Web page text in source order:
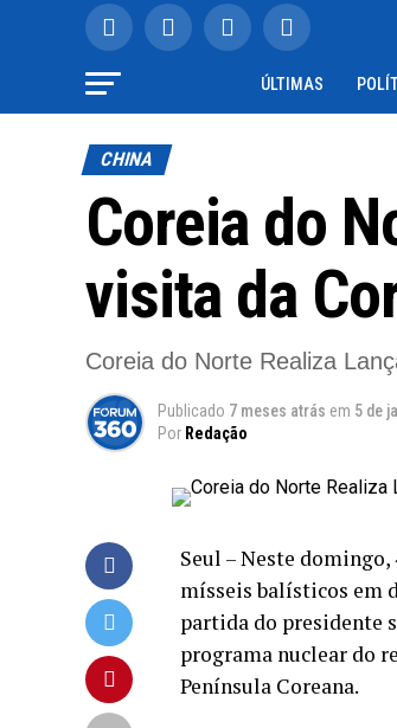
ÚLTIMAS
CHINA
Coreia do
visita da
Coreia do Norte Realiza
Publicado 7 meses atrás em 5 de
Por Redação
Seul – Neste
mísseis balísticos em
partida do presidente
programa nuclear do
Península Coreana.